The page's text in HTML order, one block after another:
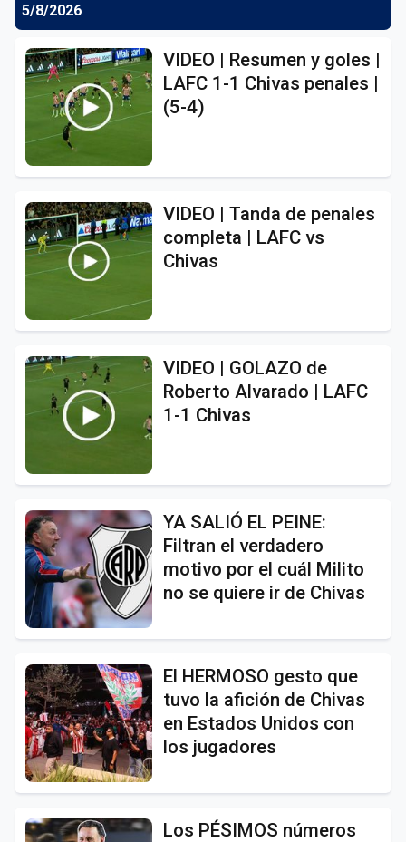
5/8/2026
VIDEO | Resumen y goles |
LAFC 1-1 Chivas penales |
(5-4)
VIDEO | Tanda de penales
completa | LAFC vs
Chivas
VIDEO | GOLAZO de
Roberto Alvarado | LAFC
1-1 Chivas
YA SALIÓ EL PEINE:
Filtran el verdadero
motivo por el cuál Milito
no se quiere ir de Chivas
El HERMOSO gesto que
tuvo la afición de Chivas
en Estados Unidos con
los jugadores
Los PÉSIMOS números